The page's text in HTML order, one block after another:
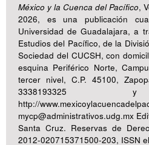
México y la Cuenca del Pacífico,
2026, es una publicación
Universidad de Guadalajara, a
Estudios del Pacífico, de la
Sociedad del CUCSH, con
esquina Periférico Norte,
tercer nivel, C.P. 45100,
3338193325 y
http://
mycp@administrativos.udg.mx
Santa Cruz. Reservas de
2012-020715371500-203, ISSN